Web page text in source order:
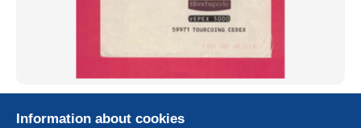
Raphaëlle Goineau
Information about cookies